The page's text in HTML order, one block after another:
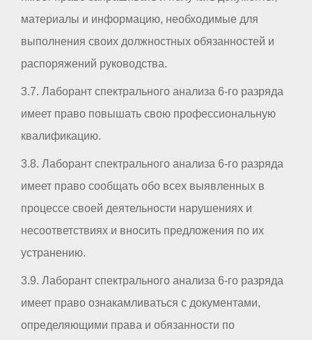
материалы и информацию, необходимые для
выполнения своих должностных обязанностей и
распоряжений руководства.
3.7. Лаборант спектрального анализа 6-го разряда
имеет право повышать свою профессиональную
квалификацию.
3.8. Лаборант спектрального анализа 6-го разряда
имеет право сообщать обо всех выявленных в
процессе своей деятельности нарушениях и
несоответствиях и вносить предложения по их
устранению.
3.9. Лаборант спектрального анализа 6-го разряда
имеет право ознакамливаться с документами,
определяющими права и обязанности по